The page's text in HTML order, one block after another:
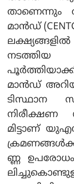
താണെന്നും
മാന്‍ഡ്
മാന്‍ഡ്
ടിസ്ഥാന
നിരീക്ഷണ
മിട്ടാണ്
ണ്ണ